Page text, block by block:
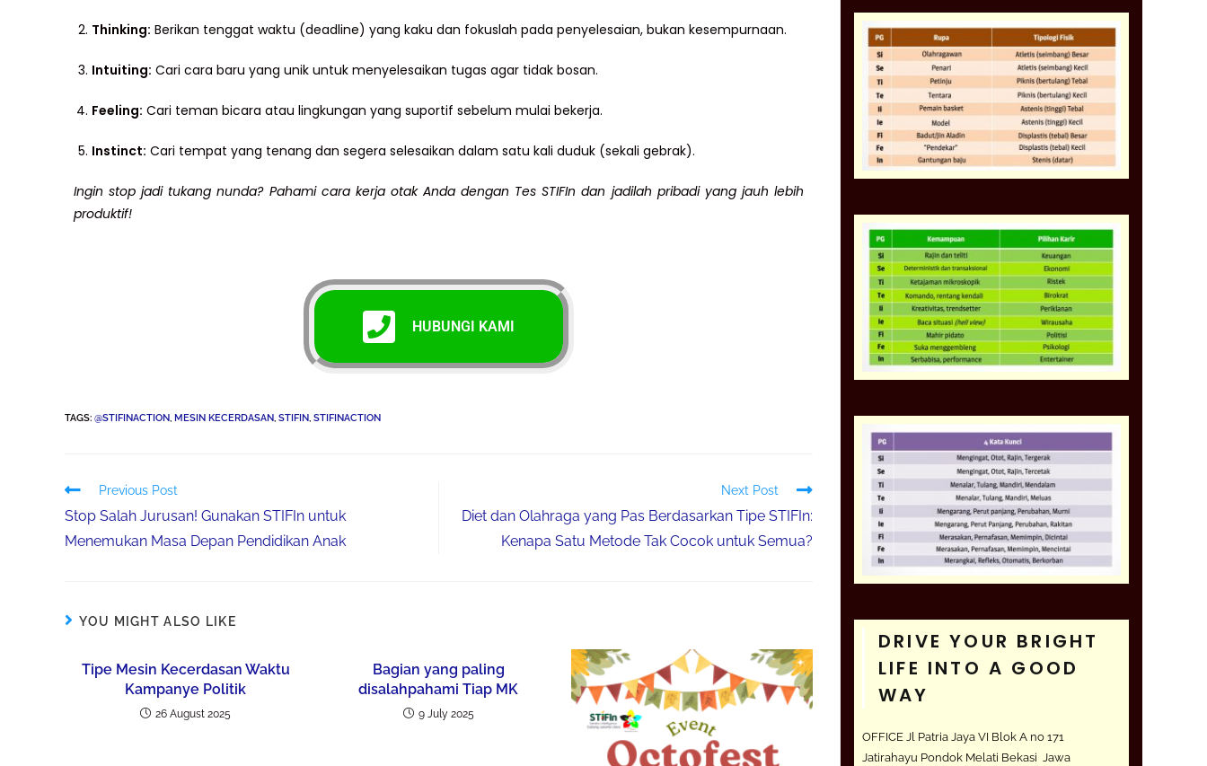
Thinking: Berikan tenggat waktu (deadline) yang kaku dan fokuslah pada penyelesaian, bukan kesempurnaan.
Intuiting: Cari cara baru yang unik untuk menyelesaikan tugas agar tidak bosan.
Feeling: Cari teman bicara atau lingkungan yang suportif sebelum mulai bekerja.
Instinct: Cari tempat yang tenang dan segera selesaikan dalam satu kali duduk (sekali gebrak).
Ingin stop jadi tukang nunda? Pahami cara kerja otak Anda dengan Tes STIFIn dan jadilah pribadi yang jauh lebih
produktif!
HUBUNGI KAMI
TAGS: @STIFINACTION, MESIN KECERDASAN, STIFIN, STIFINACTION
Previous Post
Stop Salah Jurusan! Gunakan STIFIn untuk
Menemukan Masa Depan Pendidikan Anak
Next Post
Diet dan Olahraga yang Pas Berdasarkan Tipe STIFIn:
Kenapa Satu Metode Tak Cocok untuk Semua?
YOU MIGHT ALSO LIKE
Tipe Mesin Kecerdasan Waktu
Kampanye Politik
26 August 2025
Bagian yang paling
disalahpahami Tiap MK
9 July 2025
DRIVE YOUR BRIGHT
LIFE INTO A GOOD
WAY
OFFICE Jl Patria Jaya VI Blok A no 171
Jatirahayu Pondok Melati Bekasi Jawa